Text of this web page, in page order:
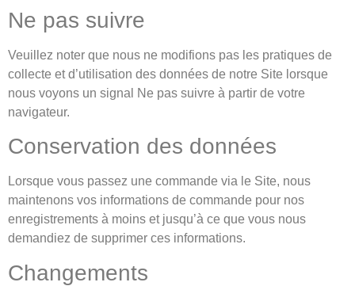
Ne pas suivre
Veuillez noter que nous ne modifions pas les pratiques de
collecte et d’utilisation des données de notre Site lorsque
nous voyons un signal Ne pas suivre à partir de votre
navigateur.
Conservation des données
Lorsque vous passez une commande via le Site, nous
maintenons vos informations de commande pour nos
enregistrements à moins et jusqu’à ce que vous nous
demandiez de supprimer ces informations.
Changements